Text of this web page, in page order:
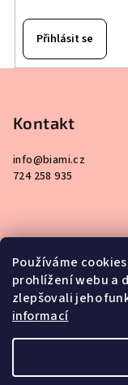
Používáme
prohlížení webu a
zlepšovali jeho
informací
Přihlásit se
Kontakt
info@biami.cz
724 258 935
Informace pro
Obchodní podmínky
Podmínky ochrany